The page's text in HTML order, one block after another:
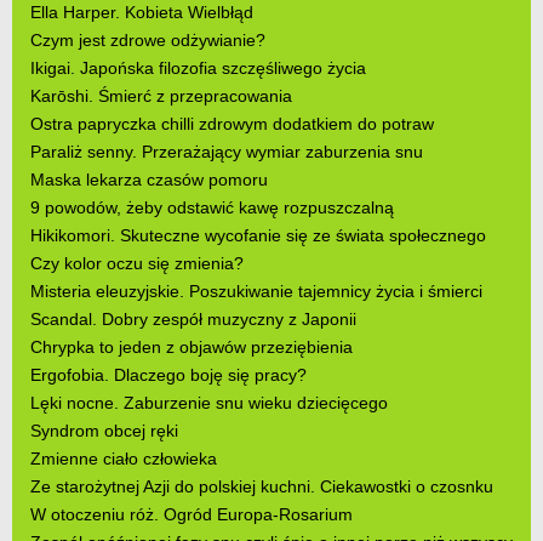
Ella Harper. Kobieta Wielbłąd
Czym jest zdrowe odżywianie?
Ikigai. Japońska filozofia szczęśliwego życia
Karōshi. Śmierć z przepracowania
Ostra papryczka chilli zdrowym dodatkiem do potraw
Paraliż senny. Przerażający wymiar zaburzenia snu
Maska lekarza czasów pomoru
9 powodów, żeby odstawić kawę rozpuszczalną
Hikikomori. Skuteczne wycofanie się ze świata społecznego
Czy kolor oczu się zmienia?
Misteria eleuzyjskie. Poszukiwanie tajemnicy życia i śmierci
Scandal. Dobry zespół muzyczny z Japonii
Chrypka to jeden z objawów przeziębienia
Ergofobia. Dlaczego boję się pracy?
Lęki nocne. Zaburzenie snu wieku dziecięcego
Syndrom obcej ręki
Zmienne ciało człowieka
Ze starożytnej Azji do polskiej kuchni. Ciekawostki o czosnku
W otoczeniu róż. Ogród Europa-Rosarium